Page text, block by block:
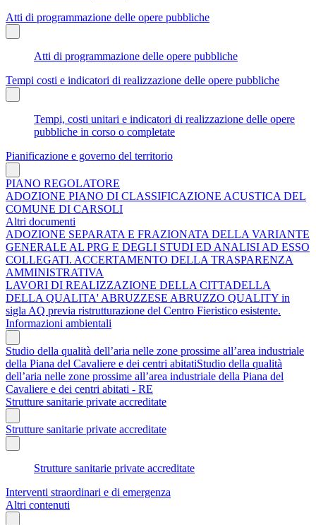
Atti di programmazione delle opere pubbliche
Atti di programmazione delle opere pubbliche
Tempi costi e indicatori di realizzazione delle opere pubbliche
Tempi, costi unitari e indicatori di realizzazione delle opere
pubbliche in corso o completate
Pianificazione e governo del territorio
PIANO REGOLATORE
ADOZIONE PIANO DI CLASSIFICAZIONE ACUSTICA DEL
COMUNE DI CARSOLI
Altri documenti
ADOZIONE SEPARATA E FRAZIONATA DELLA VARIANTE
GENERALE AL PRG E DEGLI STUDI ED ANALISI AD ESSO
COLLEGATI. ACCERTAMENTO DELLA TRASPARENZA
AMMINISTRATIVA
LAVORI DI REALIZZAZIONE DELLA CITTADELLA
DELLA QUALITA' ABRUZZESE ABRUZZO QUALITY in
sigla AQ previa ristrutturazione del Centro Fieristico esistente.
Informazioni ambientali
Studio della qualità dell’aria nelle zone prossime all’area industriale
della Piana del Cavaliere e dei centri abitatiStudio della qualità
dell’aria nelle zone prossime all’area industriale della Piana del
Cavaliere e dei centri abitati - RE
Strutture sanitarie private accreditate
Strutture sanitarie private accreditate
Strutture sanitarie private accreditate
Interventi straordinari e di emergenza
Altri contenuti